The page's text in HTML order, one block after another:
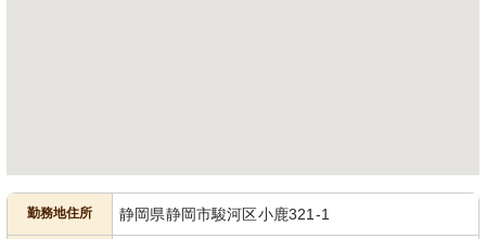
勤務地住所 静岡県静岡市駿河区小鹿321-1